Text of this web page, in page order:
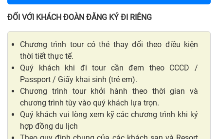
ĐỐI VỚI KHÁCH ĐOÀN ĐĂNG KÝ ĐI RIÊNG
Chương trình tour có thẻ thay đổi theo điều kiện
thời tiết thực tế.
Quý khách khi đi tour cần đem theo CCCD /
Passport / Giấy khai sinh (trẻ em).
Chương trình tour khởi hành theo thời gian và
chương trình tùy vào quý khách lựa trọn.
Quý khách vui lòng xem kỹ các chương trình khi ký
hợp đồng du lịch